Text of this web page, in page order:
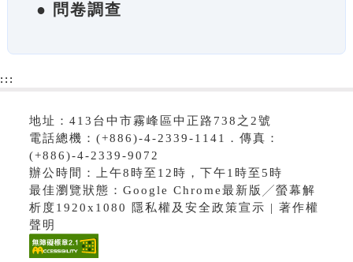
● 問卷調查
:::
地址：413台中市霧峰區中正路738之2號
電話總機：(+886)-4-2339-1141．傳真：
(+886)-4-2339-9072
辦公時間：上午8時至12時，下午1時至5時
最佳瀏覽狀態：Google Chrome最新版╱螢幕解
析度1920x1080 隱私權及安全政策宣示 | 著作權
聲明